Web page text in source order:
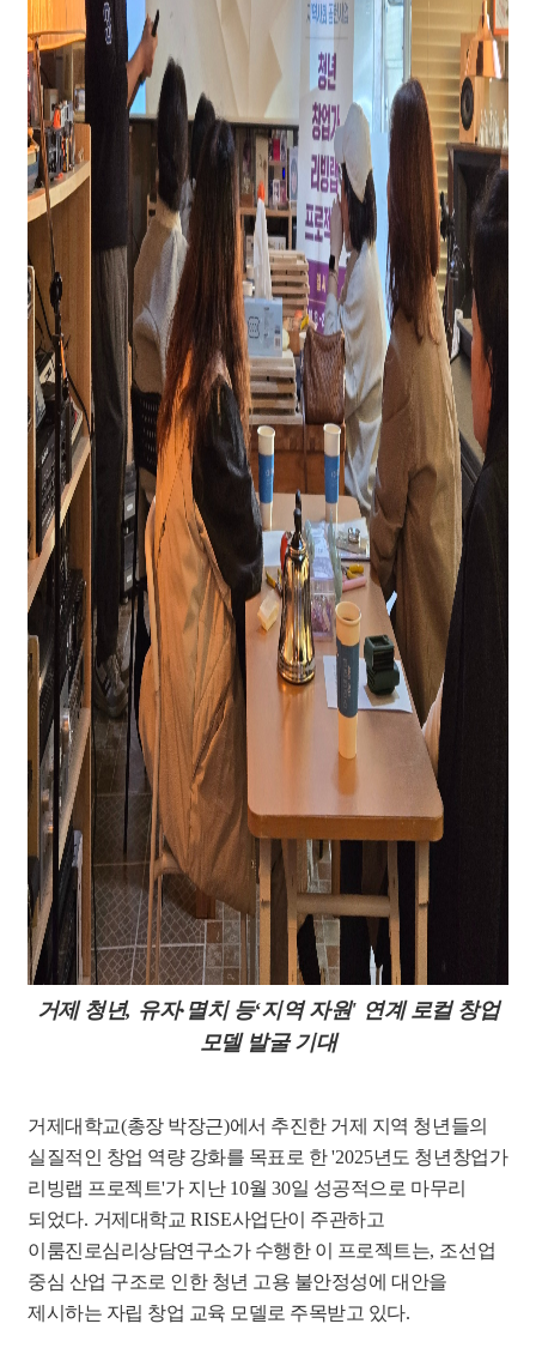
거제 청년, 유자· 멸치 등‘지역 자원' 연계 로컬 창업
모델 발굴 기대
거제대학교(총장 박장근)에서 추진한 거제 지역 청년들의
실질적인 창업 역량 강화를 목표로 한'2025년도 청년창업가
리빙랩 프로젝트'가 지난 10월 30일 성공적으로 마무리
되었다. 거제대학교 RISE사업단이 주관하고
이룸진로심리상담연구소가 수행한 이 프로젝트는, 조선업
중심 산업 구조로 인한 청년 고용 불안정성에 대안을
제시하는 자립 창업 교육 모델로 주목받고 있다.